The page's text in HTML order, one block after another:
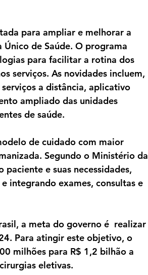
para ampliar e melhorar a
de Saúde. O programa
para facilitar a rotina dos
serviços. As novidades incluem,
a distância, aplicativo
ampliado das unidades
de saúde.
de cuidado com maior
Segundo o Ministério da
e suas necessidades,
integrando exames, consultas e
a meta do governo é  realizar
Para atingir este objetivo, o
milhões para R$ 1,2 bilhão a
eletivas.